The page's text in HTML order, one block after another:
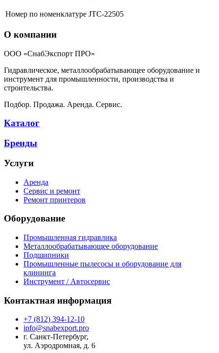
Номер по номенклатуре JTC-22505
О компании
ООО «СнабЭкспорт ПРО»
Гидравлическое, металлообрабатывающее оборудование и
инструмент для промышленности, производства и
строительства.
Подбор. Продажа. Аренда. Сервис.
Каталог
Бренды
Услуги
Аренда
Сервис и ремонт
Ремонт принтеров
Оборудование
Промышленная гидравлика
Металлообрабатывающее оборудование
Подшипники
Промышленные пылесосы и оборудование для
клининга
Инструмент / Автосервис
Контактная информация
+7 (812) 394-12-10
info@snabexport.pro
г. Санкт-Петербург,
ул. Аэродромная, д. 6